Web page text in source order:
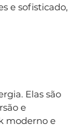
e sofisticado,
Elas são
e
moderno e